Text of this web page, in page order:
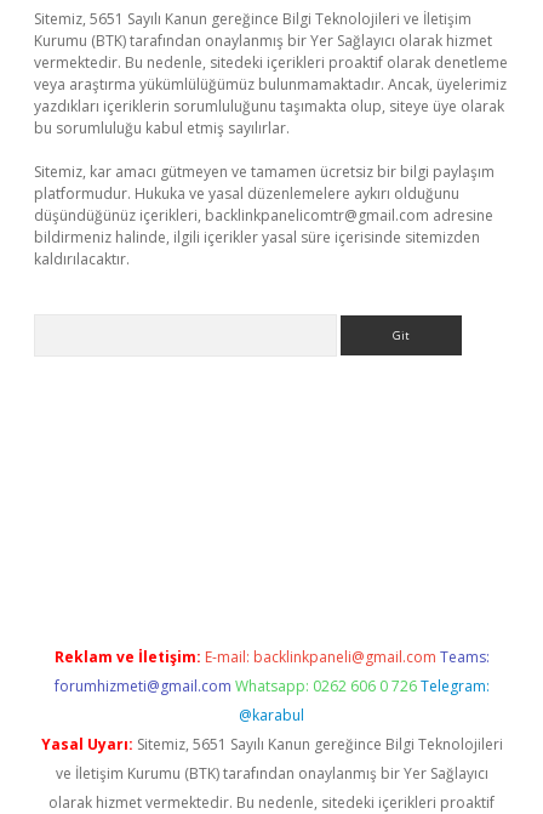
Sitemiz, 5651 Sayılı Kanun gereğince Bilgi Teknolojileri ve İletişim
Kurumu (BTK) tarafından onaylanmış bir Yer Sağlayıcı olarak hizmet
vermektedir. Bu nedenle, sitedeki içerikleri proaktif olarak denetleme
veya araştırma yükümlülüğümüz bulunmamaktadır. Ancak, üyelerimiz
yazdıkları içeriklerin sorumluluğunu taşımakta olup, siteye üye olarak
bu sorumluluğu kabul etmiş sayılırlar.
Sitemiz, kar amacı gütmeyen ve tamamen ücretsiz bir bilgi paylaşım
platformudur. Hukuka ve yasal düzenlemelere aykırı olduğunu
düşündüğünüz içerikleri, backlinkpanelicomtr@gmail.com adresine
bildirmeniz halinde, ilgili içerikler yasal süre içerisinde sitemizden
kaldırılacaktır.
Reklam ve İletişim: E-mail: backlinkpaneli@gmail.com Teams:
forumhizmeti@gmail.com Whatsapp: 0262 606 0 726 Telegram:
@karabul
Yasal Uyarı: Sitemiz, 5651 Sayılı Kanun gereğince Bilgi Teknolojileri
ve İletişim Kurumu (BTK) tarafından onaylanmış bir Yer Sağlayıcı
olarak hizmet vermektedir. Bu nedenle, sitedeki içerikleri proaktif